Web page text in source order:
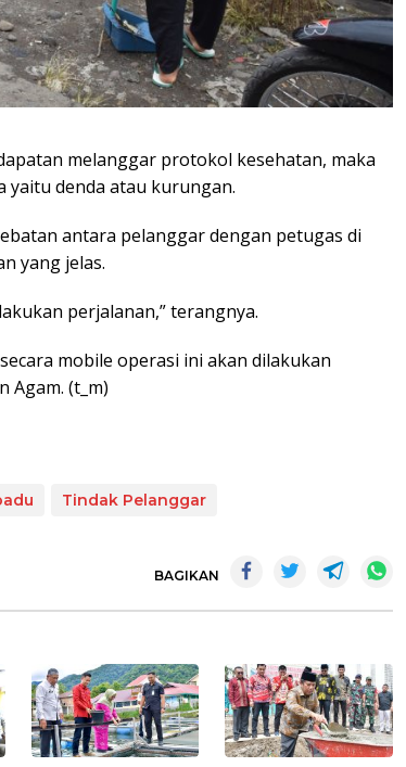
melanggar protokol kesehatan, maka
yaitu denda atau kurungan.
antara pelanggar dengan petugas di
yang jelas.
perjalanan,” terangnya.
mobile operasi ini akan dilakukan
Agam. (t_m)
Tindak Pelanggar
BAGIKAN